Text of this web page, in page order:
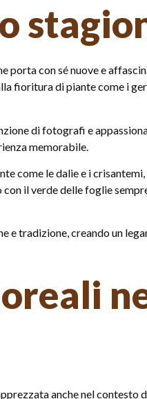
con sé nuove e
fioritura di piante come i
di fotografi e
memorabile.
come le dalie e i
il verde delle foglie
e tradizione, creando un
anche nel contesto